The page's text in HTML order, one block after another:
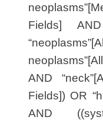
Fields]
AND
Fields]) OR
AND